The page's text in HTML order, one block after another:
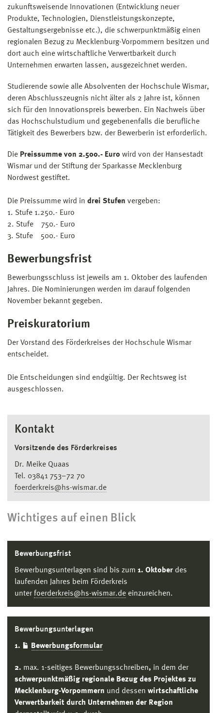
zukunftsweisende Innovationen (Entwicklung neuer
Produkte, Technologien, Dienstleistungskonzepte,
Gestaltungsergebnisse etc.), die schwerpunktmäßig einen
regionalen Bezug zu Mecklenburg-Vorpommern besitzen und
dort auch eine wirtschaftliche Verwertbarkeit durch
Unternehmen erwarten lassen, ausgezeichnet werden.
Studierende sowie alle Absolventen der Hochschule Wismar,
deren Abschlusszeugnis nicht älter als 2 Jahre ist, können
sich für den Innovationspreis bewerben. Ein Nachweis über
das Hochschulstudium und gegebenenfalls die berufliche
Tätigkeit des Bewerbers bzw. der Bewerberin ist erforderlich.
Die Preissumme von 2.500.- Euro wird von der Hansestadt
Wismar und der Stiftung der Sparkasse Mecklenburg
Nordwest gestiftet.
Die Preissumme wird in drei Stufen vergeben:
1. Stufe 1.250.- Euro
2. Stufe 750.- Euro
3. Stufe 500.- Euro
Bewerbungsfrist
Bewerbungsschluss ist jeweils am 1. Oktober des laufenden
Jahres. Die Nominierungen werden im darauf folgenden
November bekannt gegeben.
Preiskuratorium
Der Vorstand des Förderkreises der Hochschule Wismar
entscheidet.
Die Entscheidungen sind endgültig. Der Rechtsweg ist
ausgeschlossen.
Kontakt
Vorsitzende des Förderkreises
Dr. Meike Quaas
Tel. 03841 753–72 70
foerderkreis@hs-wismar.de
Wichtiges auf einen Blick
Bewerbungsfrist
Bewerbungsunterlagen sind bis zum 1. Oktober des
laufenden Jahres beim Förderkreis
unterfoerderkreis@hs-wismar.de einzureichen.
Bewerbungsunterlagen
1. Bewerbungsformular
2. max. 1-seitiges Bewerbungsschreiben, in dem der
schwerpunktmäßig regionale Bezug des Projektes zu
Mecklenburg-Vorpommern und dessen wirtschaftliche
Verwertbarkeit durch Unternehmen der Region